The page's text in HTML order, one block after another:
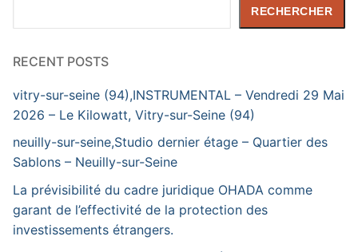
RECHERCHER
RECENT POSTS
vitry-sur-seine (94),INSTRUMENTAL – Vendredi 29 Mai
2026 – Le Kilowatt, Vitry-sur-Seine (94)
neuilly-sur-seine,Studio dernier étage – Quartier des
Sablons – Neuilly-sur-Seine
La prévisibilité du cadre juridique OHADA comme
garant de l’effectivité de la protection des
investissements étrangers.